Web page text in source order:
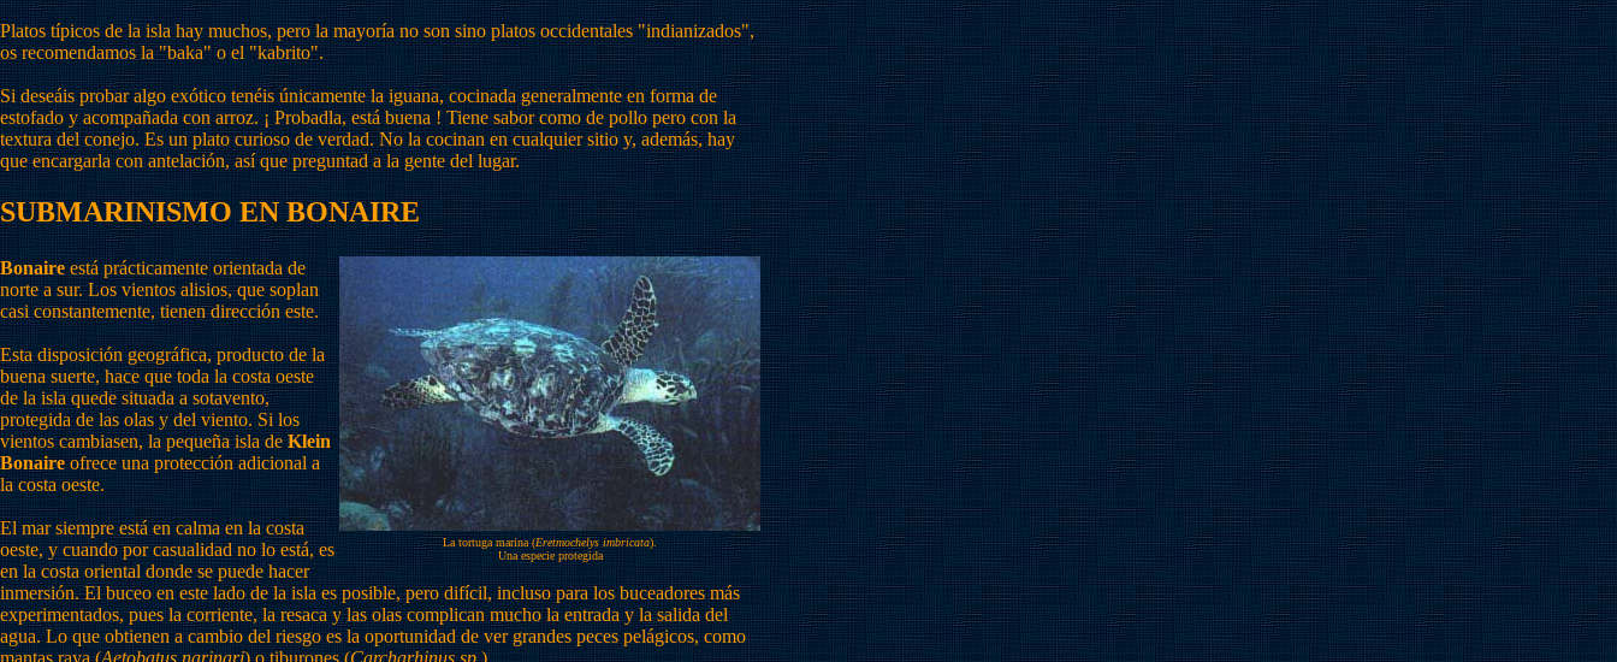
Platos típicos de la isla hay muchos, pero la mayoría no son sino platos occidentales "indianizados",
os recomendamos la "baka" o el "kabrito".
Si deseáis probar algo exótico tenéis únicamente la iguana, cocinada generalmente en forma de
estofado y acompañada con arroz. ¡ Probadla, está buena ! Tiene sabor como de pollo pero con la
textura del conejo. Es un plato curioso de verdad. No la cocinan en cualquier sitio y, además, hay
que encargarla con antelación, así que preguntad a la gente del lugar.
SUBMARINISMO EN BONAIRE
La tortuga marina (Eretmochelys imbricata).
Una especie protegida
Bonaireestá prácticamente orientada de
norte a sur. Los vientos alisios, que soplan
casi constantemente, tienen dirección este.
Esta disposición geográfica, producto de la
buena suerte, hace que toda la costa oeste
de la isla quede situada a sotavento,
protegida de las olas y del viento. Si los
vientos cambiasen, la pequeña isla de Klein
Bonaireofrece una protección adicional a
la costa oeste.
El mar siempre está en calma en la costa
oeste, y cuando por casualidad no lo está, es
en la costa oriental donde se puede hacer
inmersión. El buceo en este lado de la isla es posible, pero difícil, incluso para los buceadores más
experimentados, pues la corriente, la resaca y las olas complican mucho la entrada y la salida del
agua. Lo que obtienen a cambio del riesgo es la oportunidad de ver grandes peces pelágicos, como
mantas raya (Aetobatus narinari) o tiburones (Carcharhinus sp. ).